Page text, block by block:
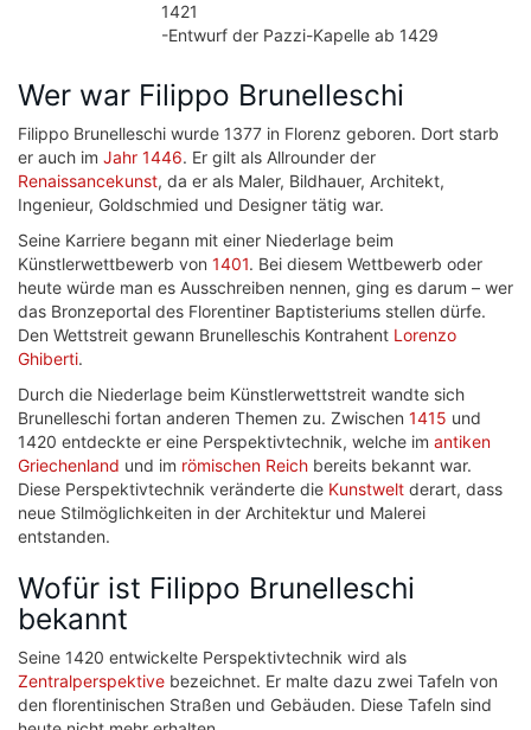
1421
-Entwurf der Pazzi-Kapelle ab 1429
Wer war Filippo Brunelleschi
Filippo Brunelleschi wurde 1377 in Florenz geboren. Dort starb
er auch im Jahr 1446. Er gilt als Allrounder der
Renaissancekunst, da er als Maler, Bildhauer, Architekt,
Ingenieur, Goldschmied und Designer tätig war.
Seine Karriere begann mit einer Niederlage beim
Künstlerwettbewerb von 1401. Bei diesem Wettbewerb oder
heute würde man es Ausschreiben nennen, ging es darum – wer
das Bronzeportal des Florentiner Baptisteriums stellen dürfe.
Den Wettstreit gewann Brunelleschis Kontrahent Lorenzo
Ghiberti.
Durch die Niederlage beim Künstlerwettstreit wandte sich
Brunelleschi fortan anderen Themen zu. Zwischen 1415 und
1420 entdeckte er eine Perspektivtechnik, welche im antiken
Griechenland und im römischen Reich bereits bekannt war.
Diese Perspektivtechnik veränderte die Kunstwelt derart, dass
neue Stilmöglichkeiten in der Architektur und Malerei
entstanden.
Wofür ist Filippo Brunelleschi
bekannt
Seine 1420 entwickelte Perspektivtechnik wird als
Zentralperspektive bezeichnet. Er malte dazu zwei Tafeln von
den florentinischen Straßen und Gebäuden. Diese Tafeln sind